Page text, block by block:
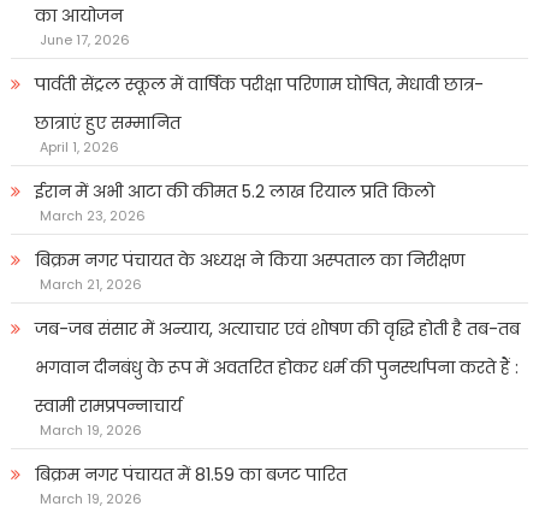
का आयोजन
June 17, 2026
पार्वती सेंट्रल स्कूल में वार्षिक परीक्षा परिणाम घोषित, मेधावी छात्र-
छात्राएं हुए सम्मानित
April 1, 2026
ईरान में अभी आटा की कीमत 5.2 लाख रियाल प्रति किलो
March 23, 2026
बिक्रम नगर पंचायत के अध्यक्ष ने किया अस्पताल का निरीक्षण
March 21, 2026
जब-जब संसार में अन्याय, अत्याचार एवं शोषण की वृद्धि होती है तब-तब
भगवान दीनबंधु के रूप में अवतरित होकर धर्म की पुनर्स्थापना करते हैं :
स्वामी रामप्रपन्नाचार्य
March 19, 2026
बिक्रम नगर पंचायत में 81.59 का बजट पारित
March 19, 2026